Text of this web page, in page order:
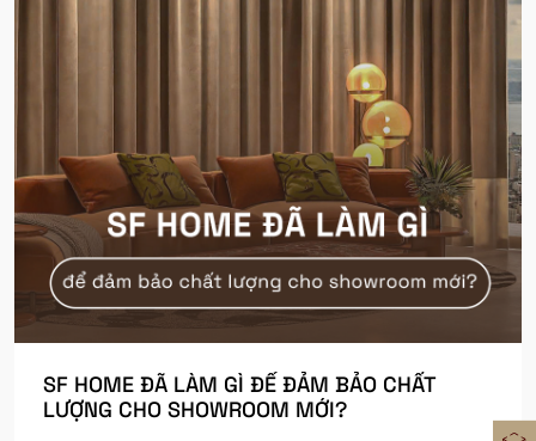
SF HOME ĐÃ LÀM GÌ ĐỂ ĐẢM BẢO CHẤT
LƯỢNG CHO SHOWROOM MỚI?